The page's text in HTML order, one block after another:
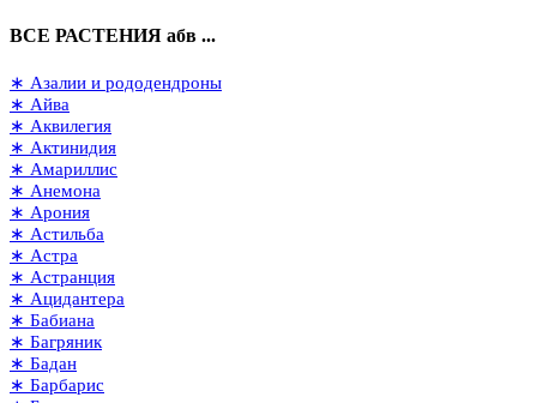
ВСЕ РАСТЕНИЯ абв ...
∗ Азалии и рододендроны
∗ Айва
∗ Аквилегия
∗ Актинидия
∗ Амариллис
∗ Анемона
∗ Арония
∗ Астильба
∗ Астра
∗ Астранция
∗ Ацидантера
∗ Бабиана
∗ Багряник
∗ Бадан
∗ Барбарис